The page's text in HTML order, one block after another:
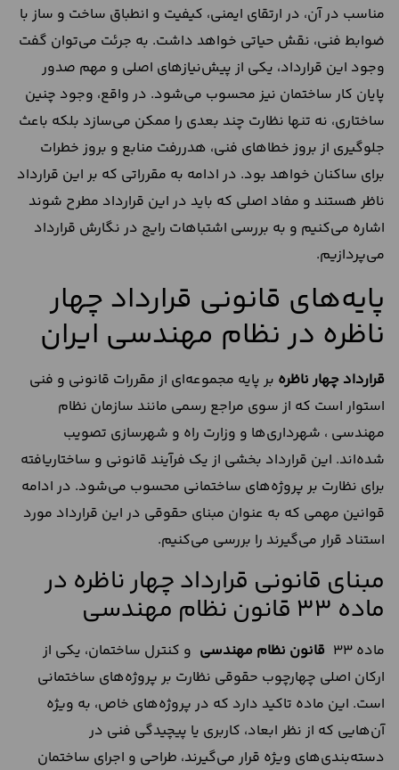
مناسب در آن، در ارتقای ایمنی، کیفیت و انطباق ساخت ‌و ساز با
ضوابط فنی، نقش حیاتی خواهد داشت. به جرئت می‌توان گفت
وجود این قرارداد، یکی از پیش‌نیازهای اصلی و مهم صدور
پایان ‌کار ساختمان نیز محسوب می‌شود. در واقع، وجود چنین
ساختاری، نه ‌تنها نظارت چند بعدی را ممکن می‌سازد بلکه باعث
جلوگیری از بروز خطاهای فنی، هدررفت منابع و بروز خطرات
برای ساکنان خواهد بود. در ادامه به مقرراتی که بر این قرارداد
ناظر هستند و مفاد اصلی که باید در این قرارداد مطرح شوند
اشاره می‌کنیم و به بررسی اشتباهات رایج در نگارش قرارداد
می‌پردازیم.
پایه‌های قانونی قرارداد چهار
ناظره در نظام مهندسی ایران
قرارداد چهار ناظره بر پایه مجموعه‌ای از مقررات قانونی و فنی
استوار است که از سوی مراجع رسمی مانند سازمان نظام
مهندسی ، شهرداری‌ها و وزارت راه و شهرسازی تصویب
شده‌اند. این قرارداد بخشی از یک فرآیند قانونی و ساختاریافته
برای نظارت بر پروژه‌های ساختمانی محسوب می‌شود. در ادامه
قوانین مهمی که به ‌عنوان مبنای حقوقی در این قرارداد مورد
استناد قرار می‌گیرند را بررسی می‌کنیم.
مبنای قانونی قرارداد چهار ناظره در
ماده 33 قانون نظام مهندسی
ماده ۳۳ قانون نظام مهندسی و کنترل ساختمان، یکی از
ارکان اصلی چهارچوب حقوقی نظارت بر پروژه‌های ساختمانی
است. این ماده تاکید دارد که در پروژه‌های خاص، به‌ ویژه
آن‌هایی که از نظر ابعاد، کاربری یا پیچیدگی فنی در
دسته‌بندی‌های ویژه قرار می‌گیرند، طراحی و اجرای ساختمان